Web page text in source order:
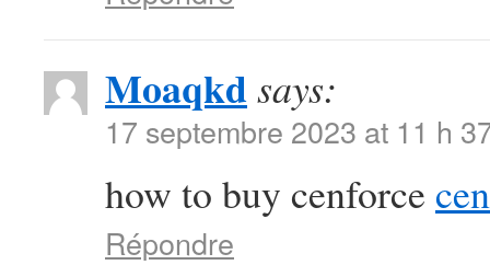
Moaqkdsays:
17 septembre 2023 at 11 h
how to buy cenforce
Répondre